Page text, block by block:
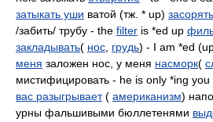
затыкать уши ватой (тж. * up) засорять
/забить/ трубу - the filter is *ed up
закладывать( нос грудь) - I am *ed
меня заложен нос, у меня насморк(
мистифицировать - he is only *ing you
вас разыгрывает( американизм)
урны фальшивыми бюллетенями